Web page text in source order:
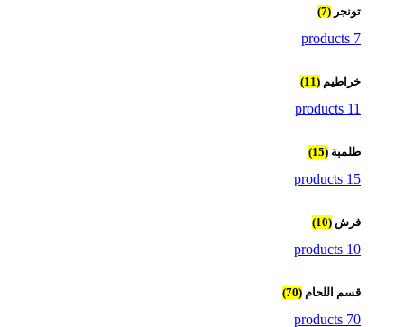
تونجر (7)
7 products
خراطيم (11)
11 products
طلمبة (15)
15 products
فرش (10)
10 products
قسم اللحام (70)
70 products